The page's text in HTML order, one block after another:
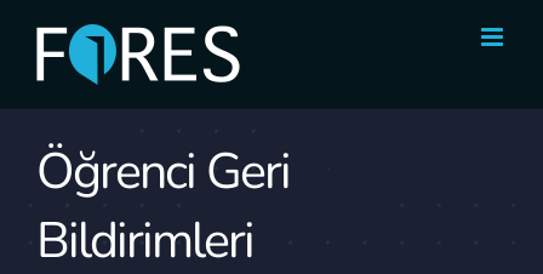
content
Öğrenci Geri
Bildirimleri